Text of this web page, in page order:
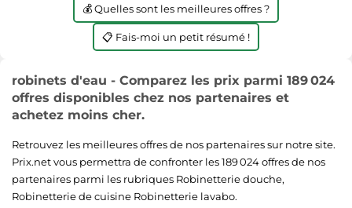
💰 Quelles sont les meilleures offres ?
📋 Fais-moi un petit résumé !
robinets d'eau - Comparez les prix parmi 189 024
offres disponibles chez nos partenaires et
achetez moins cher.
Retrouvez les meilleures offres de nos partenaires sur notre site.
Prix.net vous permettra de confronter les 189 024 offres de nos
partenaires parmi les rubriques Robinetterie douche,
Robinetterie de cuisine Robinetterie lavabo.